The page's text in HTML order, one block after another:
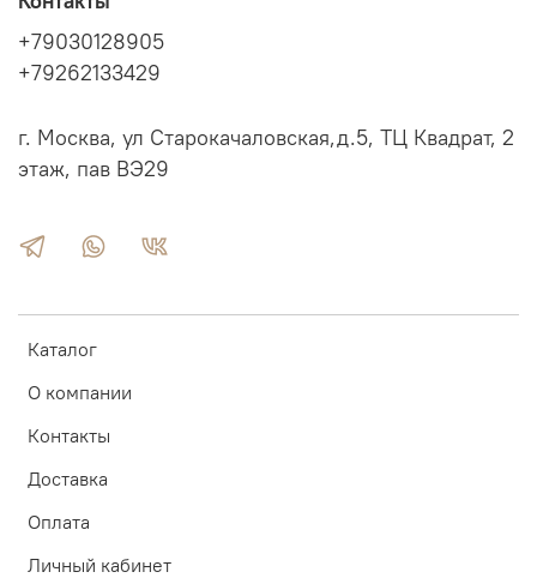
Каталог
О компании
Контакты
Доставка
Оплата
Личный кабинет
+79030128905
+79262133429
г. Москва, ул Старокачаловская,д.5, ТЦ Квадрат, 2
этаж, пав ВЭ29